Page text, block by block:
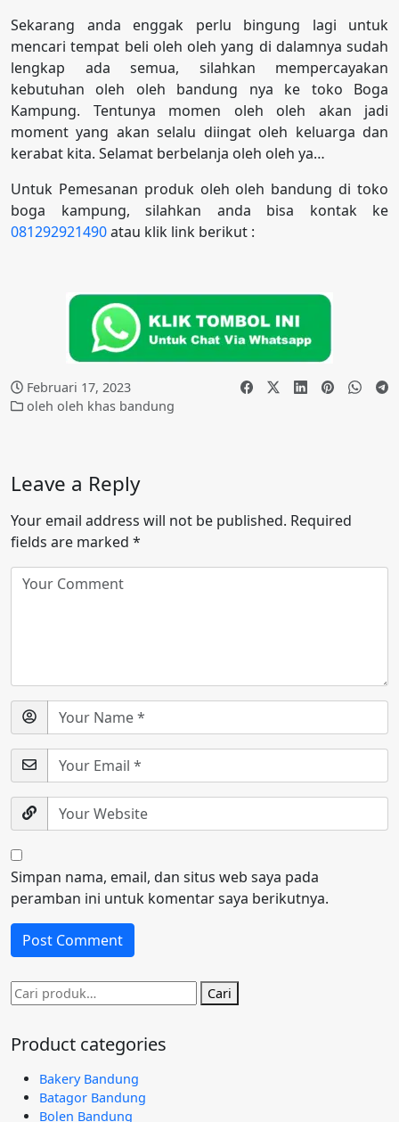
Sekarang anda enggak perlu bingung lagi untuk
mencari tempat beli oleh oleh yang di dalamnya sudah
lengkap ada semua, silahkan mempercayakan
kebutuhan oleh oleh bandung nya ke toko Boga
Kampung. Tentunya momen oleh oleh akan jadi
moment yang akan selalu diingat oleh keluarga dan
kerabat kita. Selamat berbelanja oleh oleh ya…
Untuk Pemesanan produk oleh oleh bandung di toko
boga kampung, silahkan anda bisa kontak ke
081292921490atau klik link berikut :
Februari 17, 2023
oleh oleh khas bandung
Leave a Reply
Your email address will not be published. Required
fields are marked *
Simpan nama, email, dan situs web saya pada
peramban ini untuk komentar saya berikutnya.
Pencarian
untuk:
Cari
Product categories
Bakery Bandung
Batagor Bandung
Bolen Bandung